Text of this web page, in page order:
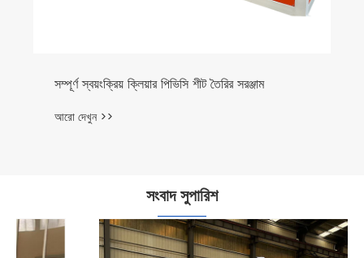
পিপি এক্সট্রুশন মেশিন
আরো দেখুন >>
সংবাদ সুপারিশ